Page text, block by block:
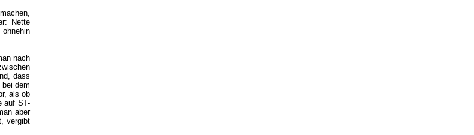
Nette
nach
dass
dem
als ob
auf ST-
aber
vergibt